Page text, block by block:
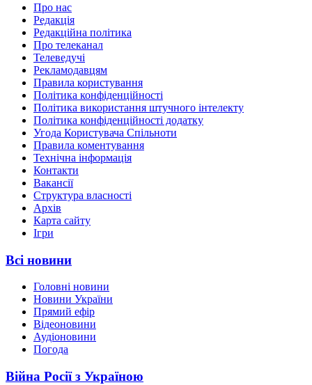
Про нас
Редакція
Редакційна політика
Про телеканал
Телеведучі
Рекламодавцям
Правила користування
Політика конфіденційності
Політика використання штучного інтелекту
Політика конфіденційності додатку
Угода Користувача Спільноти
Правила коментування
Технічна інформація
Контакти
Вакансії
Структура власності
Архів
Карта сайту
Ігри
Всі новини
Головні новини
Новини України
Прямий ефір
Відеоновини
Аудіоновини
Погода
Війна Росії з Україною